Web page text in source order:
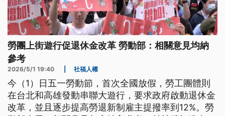
勞團上街遊行促退休金改革 勞動部：相關意見均納
參考
2026/5/1 19:40 社福人權
今（1）日五一勞動節，首次全國放假，勞工團體則
在台北和高雄發動串聯大遊行，要求政府啟動退休金
改革，並且逐步提高勞退新制雇主提撥率到12%。勞